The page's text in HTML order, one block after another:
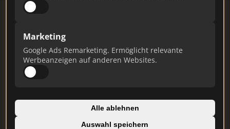
Marketing
Google Ads Remarketing. Ermöglicht relevante
Werbeanzeigen auf anderen Websites.
Alle ablehnen
Auswahl speichern
Stand: Juli 2026
#
Immobilien Scout GmbH
immobilienscout24.de